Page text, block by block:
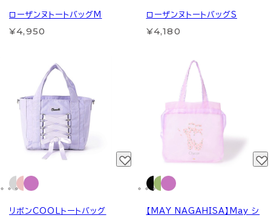
ローザンヌトートバッグM
¥4,950
ローザンヌトートバッグS
¥4,180
リボンCOOLトートバッグ
【MAY NAGAHISA】May シ